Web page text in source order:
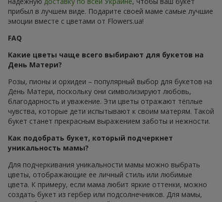
прибыл в лучшем виде. Подарите своей маме самые лучшие
эмоции вместе с цветами от Flowers.ua!
FAQ
Какие цветы чаще всего выбирают для букетов на
День Матери?
Розы, пионы и орхидеи – популярный выбор для букетов на
День Матери, поскольку они символизируют любовь,
благодарность и уважение. Эти цветы отражают тёплые
чувства, которые дети испытывают к своим матерям. Такой
букет станет прекрасным выражением заботы и нежности.
Как подобрать букет, который подчеркнет
уникальность мамы?
Для подчеркивания уникальности мамы можно выбрать
цветы, отображающие ее личный стиль или любимые
цвета. К примеру, если мама любит яркие оттенки, можно
создать букет из гербер или подсолнечников. Для мамы,